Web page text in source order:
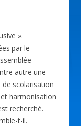
ar
».
par le
autre une
scolarisation
harmonisation
recherché.
t-il.